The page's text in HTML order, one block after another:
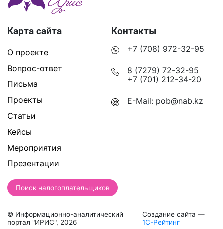
Карта сайта
О проекте
Вопрос-ответ
Письма
Проекты
Статьи
Кейсы
Мероприятия
Презентации
Контакты
+7 (708) 972-32-95
8 (7279) 72-32-95
+7 (701) 212-34-20
E-Mail: pob@nab.kz
Поиск налогоплательщиков
© Информационно-аналитический
портал "ИРИС", 2026
Создание сайта —
1С-Рейтинг